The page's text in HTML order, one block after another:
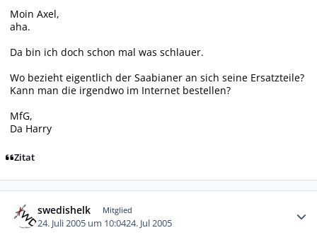
Moin Axel,
aha.
Da bin ich doch schon mal was schlauer.
Wo bezieht eigentlich der Saabianer an sich seine Ersatzteile?
Kann man die irgendwo im Internet bestellen?
MfG,
Da Harry
Zitat
swedishelk Mitglied
24. Juli 2005 um 10:0424. Jul 2005